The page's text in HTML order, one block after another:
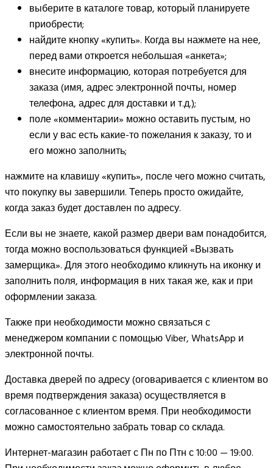
выберите в каталоге товар, который планируете
приобрести;
найдите кнопку «купить». Когда вы нажмете на нее,
перед вами откроется небольшая «анкета»;
внесите информацию, которая потребуется для
заказа (имя, адрес электронной почты, номер
телефона, адрес для доставки и т.д.);
поле «комментарии» можно оставить пустым, но
если у вас есть какие-то пожелания к заказу, то и
его можно заполнить;
нажмите на клавишу «купить», после чего можно считать,
что покупку вы завершили. Теперь просто ожидайте,
когда заказ будет доставлен по адресу.
Если вы не знаете, какой размер двери вам понадобится,
тогда можно воспользоваться функцией «Вызвать
замерщика». Для этого необходимо кликнуть на иконку и
заполнить поля, информация в них такая же, как и при
оформлении заказа.
Также при необходимости можно связаться с
менеджером компании с помощью Viber, WhatsApp и
электронной почты.
Доставка дверей по адресу (оговаривается с клиентом во
время подтверждения заказа) осуществляется в
согласованное с клиентом время. При необходимости
можно самостоятельно забрать товар со склада.
Интернет-магазин работает с Пн по Птн с 10:00 — 19:00.